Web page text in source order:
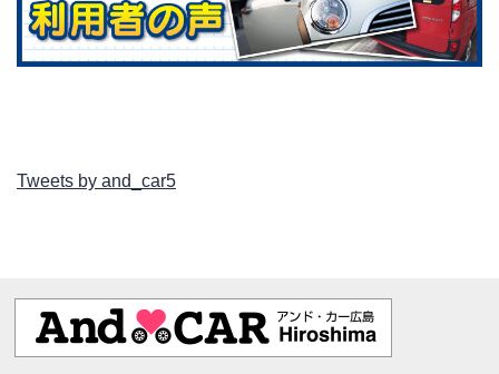
Tweets by and_car5